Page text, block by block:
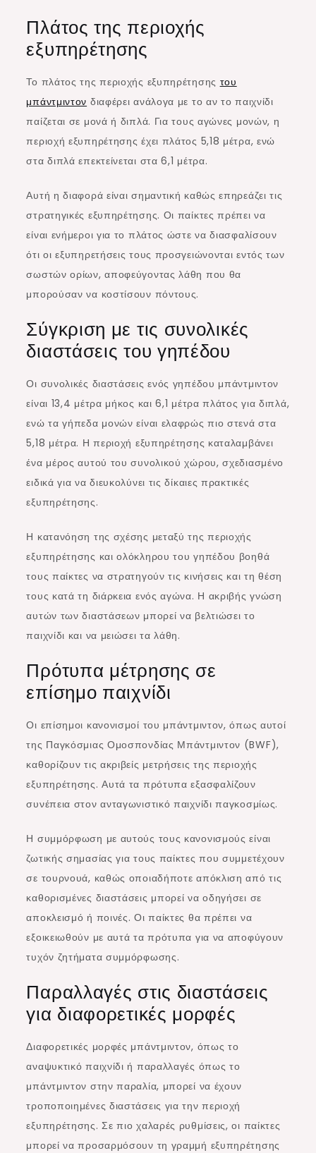
Πλάτος της περιοχής
εξυπηρέτησης
Το πλάτος της περιοχής εξυπηρέτησης του
μπάντμιντον διαφέρει ανάλογα με το αν το παιχνίδι
παίζεται σε μονά ή διπλά. Για τους αγώνες μονών, η
περιοχή εξυπηρέτησης έχει πλάτος 5,18 μέτρα, ενώ
στα διπλά επεκτείνεται στα 6,1 μέτρα.
Αυτή η διαφορά είναι σημαντική καθώς επηρεάζει τις
στρατηγικές εξυπηρέτησης. Οι παίκτες πρέπει να
είναι ενήμεροι για το πλάτος ώστε να διασφαλίσουν
ότι οι εξυπηρετήσεις τους προσγειώνονται εντός των
σωστών ορίων, αποφεύγοντας λάθη που θα
μπορούσαν να κοστίσουν πόντους.
Σύγκριση με τις συνολικές
διαστάσεις του γηπέδου
Οι συνολικές διαστάσεις ενός γηπέδου μπάντμιντον
είναι 13,4 μέτρα μήκος και 6,1 μέτρα πλάτος για διπλά,
ενώ τα γήπεδα μονών είναι ελαφρώς πιο στενά στα
5,18 μέτρα. Η περιοχή εξυπηρέτησης καταλαμβάνει
ένα μέρος αυτού του συνολικού χώρου, σχεδιασμένο
ειδικά για να διευκολύνει τις δίκαιες πρακτικές
εξυπηρέτησης.
Η κατανόηση της σχέσης μεταξύ της περιοχής
εξυπηρέτησης και ολόκληρου του γηπέδου βοηθά
τους παίκτες να στρατηγούν τις κινήσεις και τη θέση
τους κατά τη διάρκεια ενός αγώνα. Η ακριβής γνώση
αυτών των διαστάσεων μπορεί να βελτιώσει το
παιχνίδι και να μειώσει τα λάθη.
Πρότυπα μέτρησης σε
επίσημο παιχνίδι
Οι επίσημοι κανονισμοί του μπάντμιντον, όπως αυτοί
της Παγκόσμιας Ομοσπονδίας Μπάντμιντον (BWF),
καθορίζουν τις ακριβείς μετρήσεις της περιοχής
εξυπηρέτησης. Αυτά τα πρότυπα εξασφαλίζουν
συνέπεια στον ανταγωνιστικό παιχνίδι παγκοσμίως.
Η συμμόρφωση με αυτούς τους κανονισμούς είναι
ζωτικής σημασίας για τους παίκτες που συμμετέχουν
σε τουρνουά, καθώς οποιαδήποτε απόκλιση από τις
καθορισμένες διαστάσεις μπορεί να οδηγήσει σε
αποκλεισμό ή ποινές. Οι παίκτες θα πρέπει να
εξοικειωθούν με αυτά τα πρότυπα για να αποφύγουν
τυχόν ζητήματα συμμόρφωσης.
Παραλλαγές στις διαστάσεις
για διαφορετικές μορφές
Διαφορετικές μορφές μπάντμιντον, όπως το
αναψυκτικό παιχνίδι ή παραλλαγές όπως το
μπάντμιντον στην παραλία, μπορεί να έχουν
τροποποιημένες διαστάσεις για την περιοχή
εξυπηρέτησης. Σε πιο χαλαρές ρυθμίσεις, οι παίκτες
μπορεί να προσαρμόσουν τη γραμμή εξυπηρέτησης